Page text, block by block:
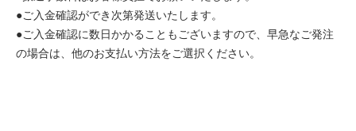
●ご入金確認ができ次第発送いたします。
●ご入金確認に数日かかることもございますので、早急なご発注
の場合は、他のお支払い方法をご選択ください。